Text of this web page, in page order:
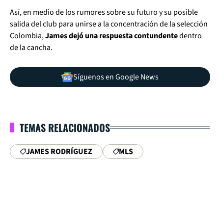
Así, en medio de los rumores sobre su futuro y su posible
salida del club para unirse a la concentración de la selección
Colombia,James dejó una respuesta contundentedentro
de la cancha.
Síguenos en Google News
TEMAS RELACIONADOS
JAMES RODRÍGUEZ MLS